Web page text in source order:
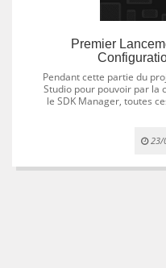
Premier
Pendant cette partie du
Studio pour pouvoir par la
le SDK Manager, toutes
23/